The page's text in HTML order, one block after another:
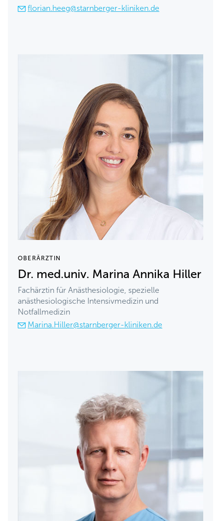
florian.heeg@starnberger-kliniken.de
OBERÄRZTIN
Dr. med.univ. Marina Annika Hiller
Fachärztin für Anästhesiologie, spezielle
anästhesiologische Intensivmedizin und
Notfallmedizin
Marina.Hiller@starnberger-kliniken.de